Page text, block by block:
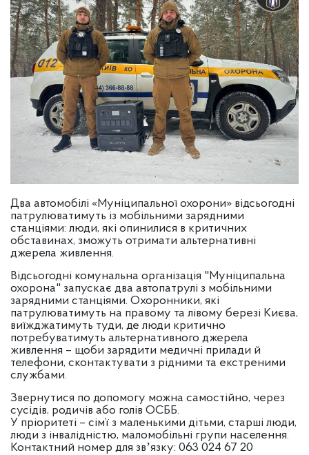
Два автомобілі «Муніципальної охорони» відсьогодні
патрулюватимуть із мобільними зарядними
станціями: люди, які опинилися в критичних
обставинах, зможуть отримати альтернативні
джерела живлення.
Відсьогодні комунальна організація "Муніципальна
охорона" запускає два автопатрулі з мобільними
зарядними станціями. Охоронники, які
патрулюватимуть на правому та лівому березі Києва,
виїжджатимуть туди, де люди критично
потребуватимуть альтернативного джерела
живлення – щоби зарядити медичні прилади й
телефони, сконтактувати з рідними та екстреними
службами.
Звернутися по допомогу можна самостійно, через
сусідів, родичів або голів ОСББ.
У пріоритеті – сім’ї з маленькими дітьми, старші люди,
люди з інвалідністю, маломобільні групи населення.
Контактний номер для звʼязку: 063 024 67 20